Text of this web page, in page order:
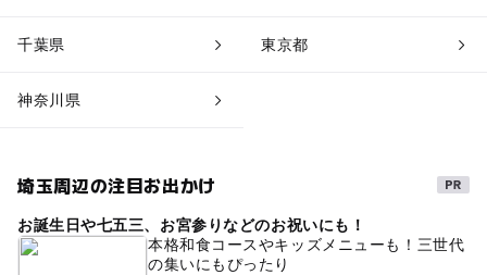
千葉県 東京都
神奈川県
埼玉周辺の注目お出かけ
お誕生日や七五三、お宮参りなどのお祝いにも！
本格和食コースやキッズメニューも！三世代
の集いにもぴったり